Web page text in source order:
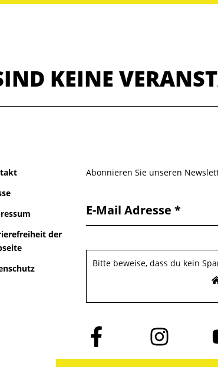
KEINE
der
Abonnieren Sie unseren
E-Mail Adresse
Bitte beweise, dass du kein
Folge
uns
auf
Folge
uns
auf